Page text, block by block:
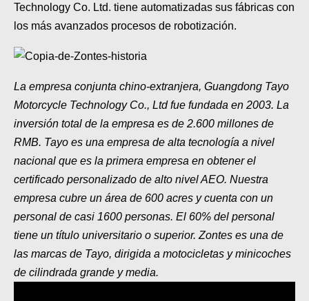
MOTOS HERO PERÚ
MOTOS BENELLI PERÚ
Technology Co. Ltd. tiene automatizadas sus fábricas con
los más avanzados procesos de robotización.
La empresa conjunta chino-extranjera, Guangdong Tayo
Motorcycle Technology Co., Ltd fue fundada en 2003. La
inversión total de la empresa es de 2.600 millones de
RMB. Tayo es una empresa de alta tecnología a nivel
nacional que es la primera empresa en obtener el
certificado personalizado de alto nivel AEO. Nuestra
empresa cubre un área de 600 acres y cuenta con un
personal de casi 1600 personas. El 60% del personal
tiene un título universitario o superior. Zontes es una de
las marcas de Tayo, dirigida a motocicletas y minicoches
de cilindrada grande y media.